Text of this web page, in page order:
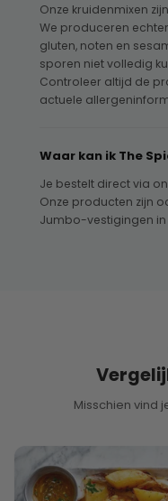
Onze kruidenmixen
We produceren
gluten, noten en
sporen niet volledig
Controleer altijd de
actuele
Waar kan ik The
Je bestelt direct via
Onze producten zijn
Jumbo-vestigingen in
Misschien vind